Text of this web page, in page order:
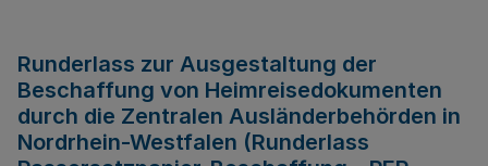
Runderlass zur Ausgestaltung der
Beschaffung von Heimreisedokumenten
durch die Zentralen Ausländerbehörden in
Nordrhein-Westfalen (Runderlass